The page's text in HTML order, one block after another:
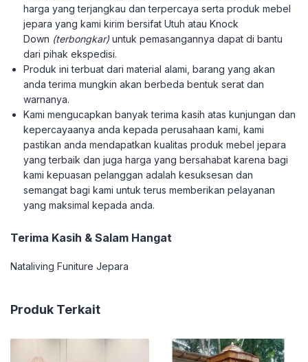
harga yang terjangkau dan terpercaya serta produk mebel
jepara yang kami kirim bersifat Utuh atau Knock
Down (terbongkar) untuk pemasangannya dapat di bantu
dari pihak ekspedisi.
Produk ini terbuat dari material alami, barang yang akan
anda terima mungkin akan berbeda bentuk serat dan
warnanya.
Kami mengucapkan banyak terima kasih atas kunjungan dan
kepercayaanya anda kepada perusahaan kami, kami
pastikan anda mendapatkan kualitas produk mebel jepara
yang terbaik dan juga harga yang bersahabat karena bagi
kami kepuasan pelanggan adalah kesuksesan dan
semangat bagi kami untuk terus memberikan pelayanan
yang maksimal kepada anda.
Terima Kasih & Salam Hangat
Nataliving Funiture Jepara
Produk Terkait